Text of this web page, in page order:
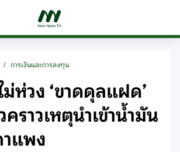
/ การเงินและการลงทุน
ห่วง ‘ขาดดุลแฝด’
ราวเหตุนำเข้าน้ำมัน
แพง